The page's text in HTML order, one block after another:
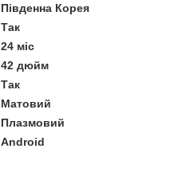
Південна Корея
Так
24 міс
42 дюйм
Так
Матовий
Плазмовий
Android